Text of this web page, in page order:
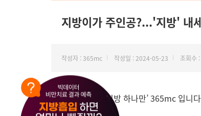
지방이가 주인공?...'지방' 내
작성자 : 365mc 작성일 : 2024-05-23 조회수
안녕하세요, ‘지방 하나만’ 365mc 입니